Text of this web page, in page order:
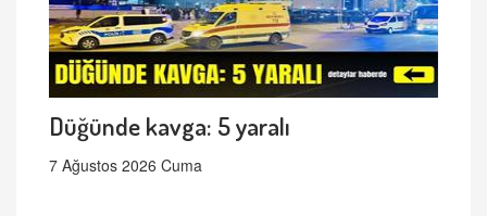
Düğünde kavga: 5 yaralı
7 Ağustos 2026 Cuma